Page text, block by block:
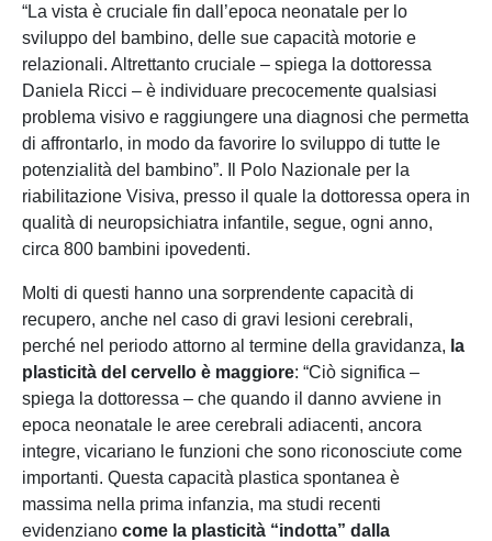
“La vista è cruciale fin dall’epoca neonatale per lo
sviluppo del bambino, delle sue capacità motorie e
relazionali. Altrettanto cruciale – spiega la dottoressa
Daniela Ricci – è individuare precocemente qualsiasi
problema visivo e raggiungere una diagnosi che permetta
di affrontarlo, in modo da favorire lo sviluppo di tutte le
potenzialità del bambino”. Il Polo Nazionale per la
riabilitazione Visiva, presso il quale la dottoressa opera in
qualità di neuropsichiatra infantile, segue, ogni anno,
circa 800 bambini ipovedenti.
Molti di questi hanno una sorprendente capacità di
recupero, anche nel caso di gravi lesioni cerebrali,
perché nel periodo attorno al termine della gravidanza, la
plasticità del cervello è maggiore: “Ciò significa –
spiega la dottoressa – che quando il danno avviene in
epoca neonatale le aree cerebrali adiacenti, ancora
integre, vicariano le funzioni che sono riconosciute come
importanti. Questa capacità plastica spontanea è
massima nella prima infanzia, ma studi recenti
evidenziano come la plasticità “indotta” dalla